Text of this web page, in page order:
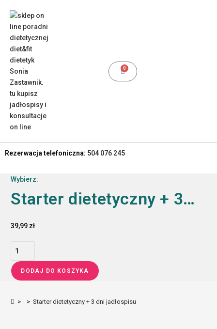
0
Rezerwacja telefoniczna: 504 076 245
Wybierz:
Starter dietetyczny + 3…
39,99 zł
DODAJ DO KOSZYKA
> > Starter dietetyczny + 3 dni jadłospisu